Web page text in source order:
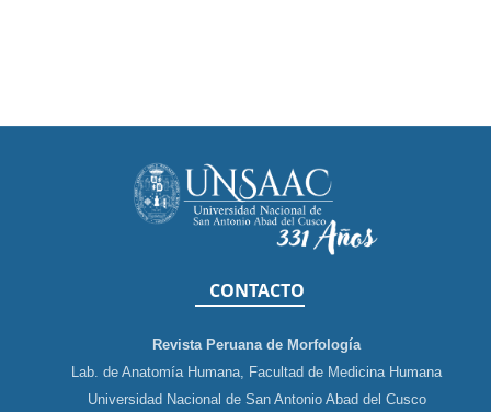
CONTACTO
Revista Peruana de Morfología
Lab. de Anatomía Humana, Facultad de Medicina Humana
Universidad Nacional de San Antonio Abad del Cusco